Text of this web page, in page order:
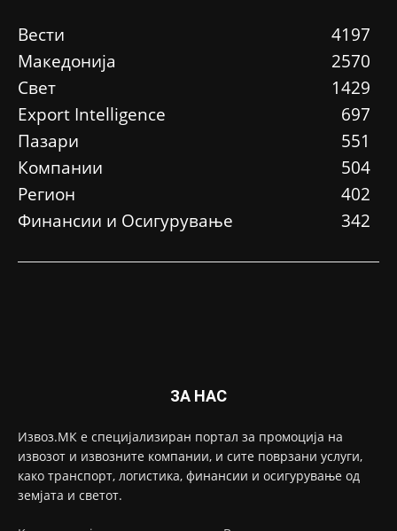
Вести
4197
Македонија
2570
Свет
1429
Еxport Intelligence
697
Пазари
551
Компании
504
Регион
402
Финансии и Осигурување
342
ЗА НАС
Извоз.МК е специјализиран портал за промоција на
извозот и извозните компании, и сите поврзани услуги,
како транспорт, логистика, финансии и осигурување од
земјата и светот.